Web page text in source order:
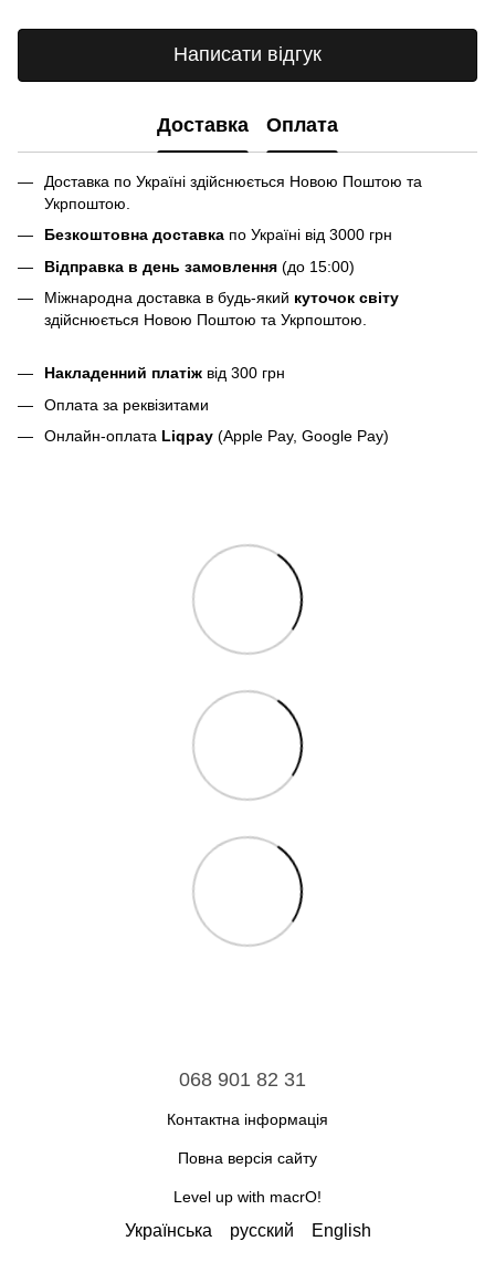
Написати відгук
Доставка Оплата
Доставка по Україні здійснюється Новою Поштою та
Укрпоштою.
Безкоштовна доставка по Україні від 3000 грн
Відправка в день замовлення (до 15:00)
Міжнародна доставка в будь-який куточок світу
здійснюється Новою Поштою та Укрпоштою.
Накладенний платіж від 300 грн
Оплата за реквізитами
Онлайн-оплата Liqpay (Apple Pay, Google Pay)
068 901 82 31
Контактна інформація
Повна версія сайту
Level up with macrO!
Українська русский English